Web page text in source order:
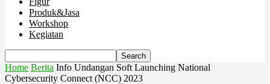
Produk&Jasa
Workshop
Kegiatan
Home Berita Info Undangan Soft Launching National
Cybersecurity Connect (NCC) 2023